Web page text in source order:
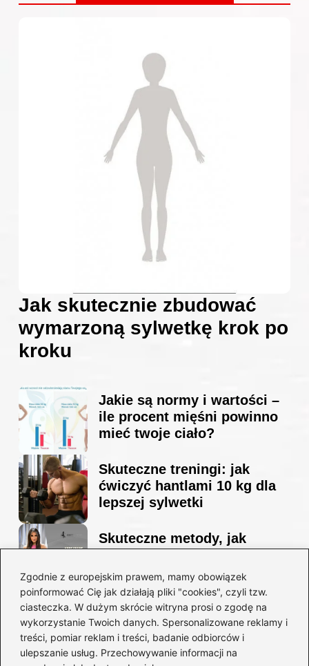
Zgodnie z europejskim prawem, mamy obowiązek
poinformować Cię jak działają pliki "cookies", czyli tzw.
ciasteczka. W dużym skrócie witryna prosi o zgodę na
wykorzystanie Twoich danych. Spersonalizowane reklamy i
treści, pomiar reklam i treści, badanie odbiorców i
ulepszanie usług. Przechowywanie informacji na
Jak skutecznie zbudować
wymarzoną sylwetkę krok po
kroku
Jakie są normy i wartości –
ile procent mięśni powinno
mieć twoje ciało?
Skuteczne treningi: jak
ćwiczyć hantlami 10 kg dla
lepszej sylwetki
Skuteczne metody, jak
sylwetkę w zaledwie 90 dni
Idealny garnitur: jak dobrać
go do swojej sylwetki?